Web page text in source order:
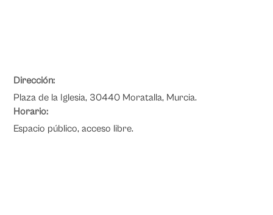
Dirección:
Plaza de la Iglesia, 30440 Moratalla, Murcia.
Horario:
Espacio público, acceso libre.